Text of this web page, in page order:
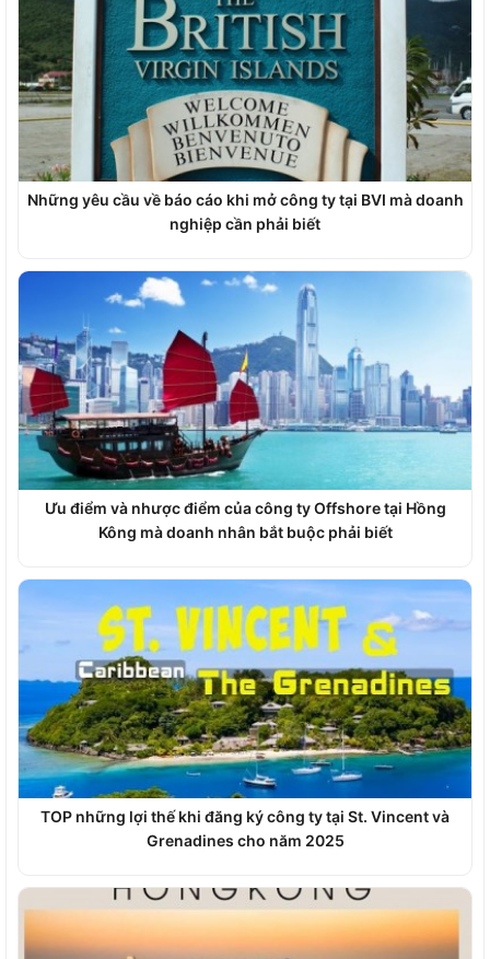
Những yêu cầu về báo cáo khi mở công ty tại BVI mà doanh
nghiệp cần phải biết
Ưu điểm và nhược điểm của công ty Offshore tại Hồng
Kông mà doanh nhân bắt buộc phải biết
TOP những lợi thế khi đăng ký công ty tại St. Vincent và
Grenadines cho năm 2025